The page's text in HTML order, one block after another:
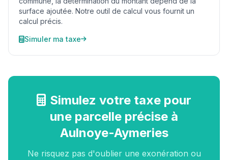
surface ajoutée. Notre outil de calcul vous fournit un
calcul précis.
Simuler ma taxe
Simulez votre taxe pour
une parcelle précise à
Aulnoye-Aymeries
Ne risquez pas d'oublier une exonération ou